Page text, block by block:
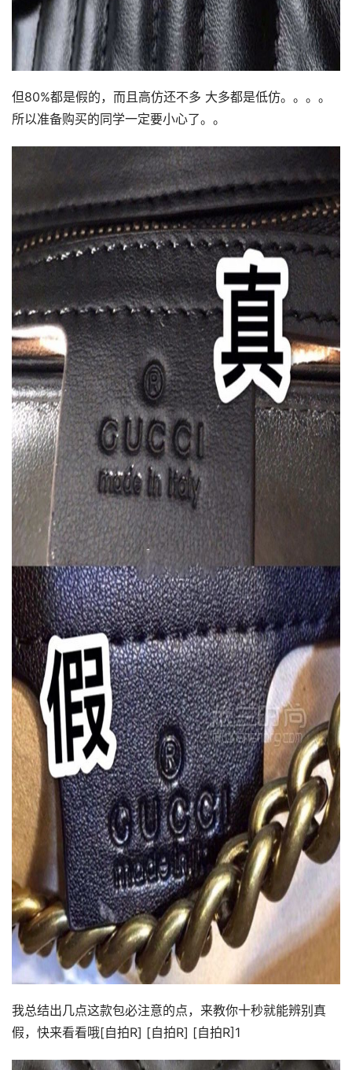
但80%都是假的，而且高仿还不多 大多都是低仿。。。。
所以准备购买的同学一定要小心了。。
我总结出几点这款包必注意的点，来教你十秒就能辨别真
假，快来看看哦[自拍R] [自拍R] [自拍R]1